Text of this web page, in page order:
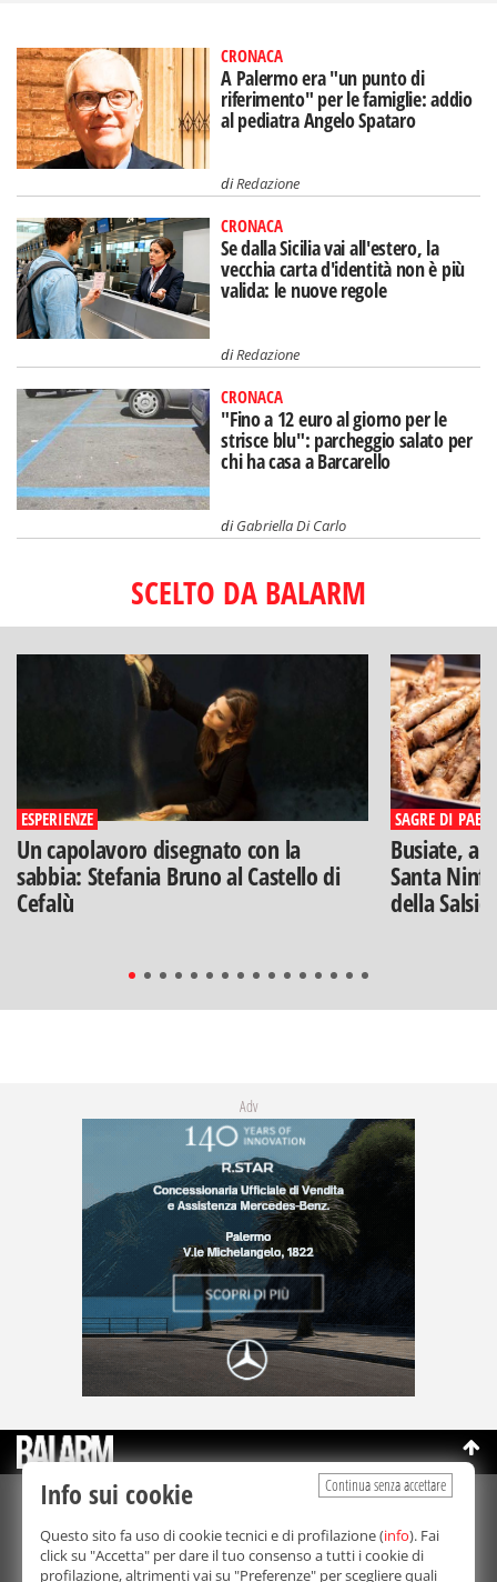
CRONACA
A Palermo era "un punto di
riferimento" per le famiglie: addio
al pediatra Angelo Spataro
diRedazione
CRONACA
Se dalla Sicilia vai all'estero, la
vecchia carta d'identità non è più
valida: le nuove regole
diRedazione
CRONACA
"Fino a 12 euro al giorno per le
strisce blu": parcheggio salato per
chi ha casa a Barcarello
diGabriella Di Carlo
SCELTO DA BALARM
ESPERIENZE
Un capolavoro disegnato con la
sabbia: Stefania Bruno al Castello di
Cefalù
SAGRE DI PAESE
Busiate,
Santa
della
Adv
©Copyright 2003-2026
Bmedia Srl- P.IVA 07064240828
La riproduzione totale o parziale di tutti i contenuti, in qualunque
forma, su qualsiasi supporto è proibita.
Continua senza accettare
Info sui cookie
Questo sito fa uso di cookie tecnici e di profilazione (info). Fai
click su "Accetta" per dare il tuo consenso a tutti i cookie di
profilazione, altrimenti vai su "Preferenze" per scegliere quali